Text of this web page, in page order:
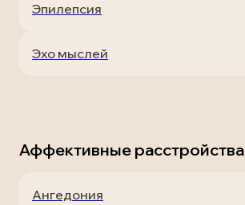
Эпилепсия
Эхо мыслей
Аффективные расстройства
Ангедония